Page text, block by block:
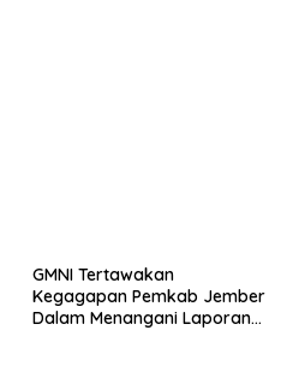
GMNI Tertawakan
Kegagapan Pemkab Jember
Dalam Menangani Laporan